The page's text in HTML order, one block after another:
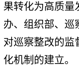
果转化为高质量
办、组织部、巡
对巡察整改的监
化机制的建立。